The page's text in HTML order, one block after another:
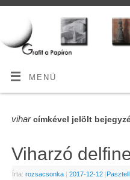
MENÜ
viharcímkével jelölt
Viharzó
Írta: rozsacsonka | 2017-12-12 |